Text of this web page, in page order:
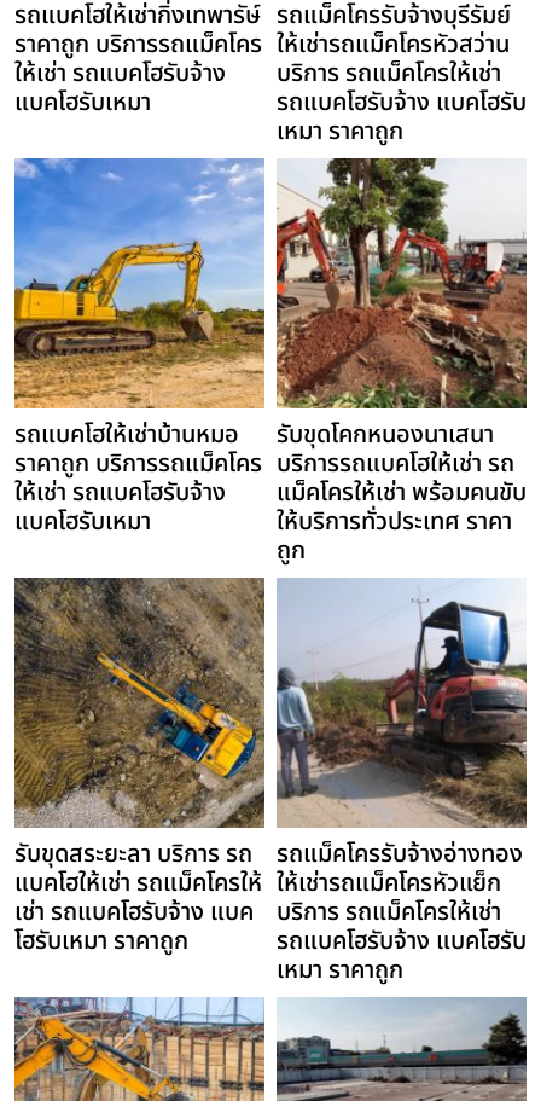
รถแบคโฮให้เช่ากิ่งเทพารัษ์
ราคาถูก บริการรถแม็คโคร
ให้เช่า รถแบคโฮรับจ้าง
แบคโฮรับเหมา
รถแม็คโครรับจ้างบุรีรัมย์
ให้เช่ารถแม็คโครหัวสว่าน
บริการ รถแม็คโครให้เช่า
รถแบคโฮรับจ้าง แบคโฮรับ
เหมา ราคาถูก
รถแบคโฮให้เช่าบ้านหมอ
ราคาถูก บริการรถแม็คโคร
ให้เช่า รถแบคโฮรับจ้าง
แบคโฮรับเหมา
รับขุดโคกหนองนาเสนา
บริการรถแบคโฮให้เช่า รถ
แม็คโครให้เช่า พร้อมคนขับ
ให้บริการทั่วประเทศ ราคา
ถูก
รับขุดสระยะลา บริการ รถ
แบคโฮให้เช่า รถแม็คโครให้
เช่า รถแบคโฮรับจ้าง แบค
โฮรับเหมา ราคาถูก
รถแม็คโครรับจ้างอ่างทอง
ให้เช่ารถแม็คโครหัวแย็ก
บริการ รถแม็คโครให้เช่า
รถแบคโฮรับจ้าง แบคโฮรับ
เหมา ราคาถูก